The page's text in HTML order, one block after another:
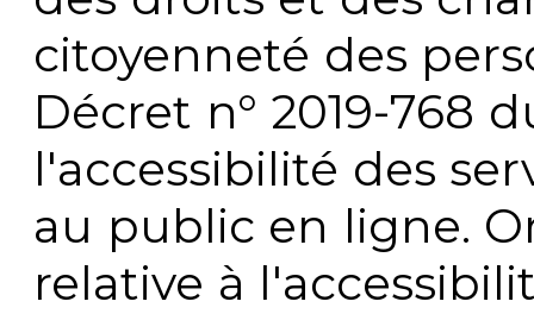
citoyenneté des
Décret n° 2019-768
l'accessibilité des
au public en ligne.
relative à